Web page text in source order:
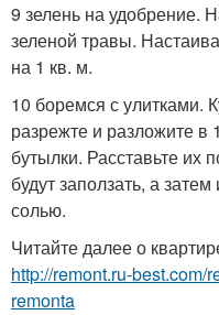
9 зелень на удобрение.
зеленой травы.
на 1 кв. м.
10 боремся с улитками.
разрежте и разложите в
бутылки. Расставьте их
будут заползать, а
солью.
Читайте далее о
http://remont.ru-best.com/
remonta